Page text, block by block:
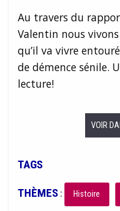
Au travers du
Valentin nous
qu’il va vivre
de démence sénile.
lecture!
VOIR
TAGS
THÈMES: Histoire